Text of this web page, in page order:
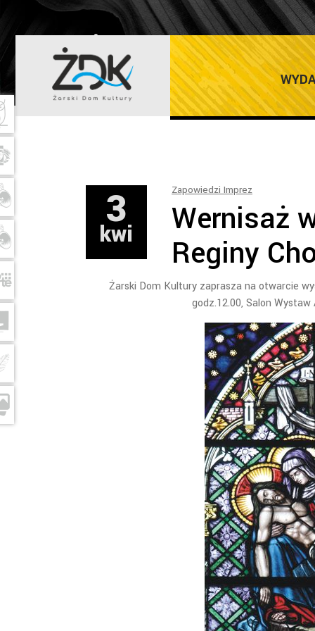
ŻARSKI DOM
3
kwi
Zapowiedzi Imprez
Wernisaż
Reginy
Żarski Dom Kultury zaprasza na otwarcie
godz.12.00, Salon